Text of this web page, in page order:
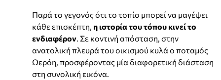
Παρά το γεγονός ότι το τοπίο μπορεί να μαγέψει
κάθε επισκέπτη, η ιστορία του τόπου κινεί το
ενδιαφέρον. Σε κοντινή απόσταση, στην
ανατολική πλευρά του οικισμού κυλά ο ποταμός
Ωερόη, προσφέροντας μία διαφορετική διάσταση
στη συνολική εικόνα.